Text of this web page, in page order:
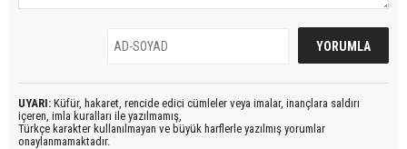
UYARI: Küfür, hakaret, rencide edici cümleler veya imalar, inançlara saldırı
içeren, imla kuralları ile yazılmamış,
Türkçe karakter kullanılmayan ve büyük harflerle yazılmış yorumlar
onaylanmamaktadır.